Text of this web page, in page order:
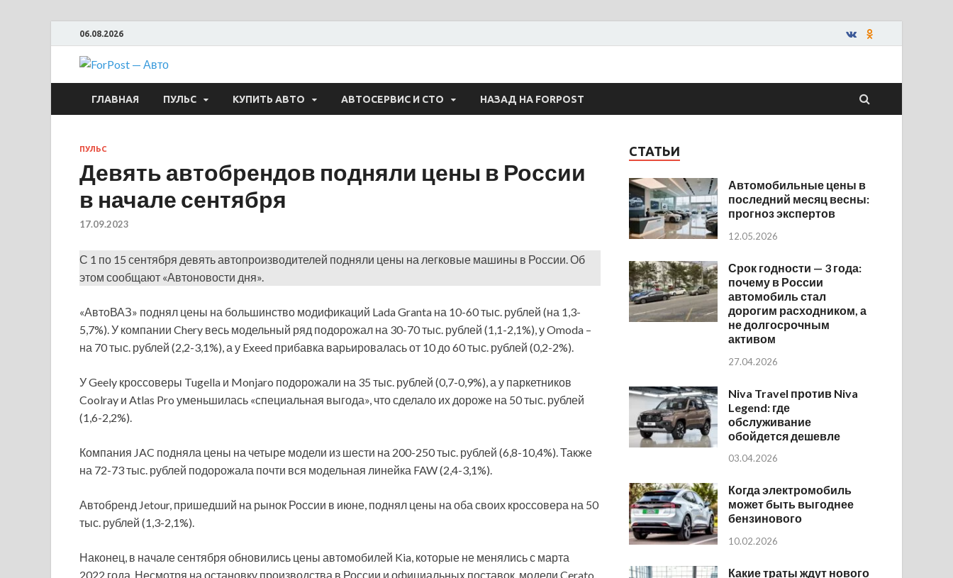
06.08.2026
ForPost — Авто
ГЛАВНАЯ ПУЛЬС КУПИТЬ АВТО АВТОСЕРВИС И СТО НАЗАД НА FORPOST
ПУЛЬС
Девять автобрендов подняли цены в России
в начале сентября
17.09.2023
С 1 по 15 сентября девять автопроизводителей подняли цены на легковые машины в России. Об
этом сообщают «Автоновости дня».
«АвтоВАЗ» поднял цены на большинство модификаций Lada Granta на 10-60 тыс. рублей (на 1,3-
5,7%). У компании Chery весь модельный ряд подорожал на 30-70 тыс. рублей (1,1-2,1%), у Omoda –
на 70 тыс. рублей (2,2-3,1%), а у Exeed прибавка варьировалась от 10 до 60 тыс. рублей (0,2-2%).
У Geely кроссоверы Tugella и Monjaro подорожали на 35 тыс. рублей (0,7-0,9%), а у паркетников
Coolray и Atlas Pro уменьшилась «специальная выгода», что сделало их дороже на 50 тыс. рублей
(1,6-2,2%).
Компания JAC подняла цены на четыре модели из шести на 200-250 тыс. рублей (6,8-10,4%). Также
на 72-73 тыс. рублей подорожала почти вся модельная линейка FAW (2,4-3,1%).
Автобренд Jetour, пришедший на рынок России в июне, поднял цены на оба своих кроссовера на 50
тыс. рублей (1,3-2,1%).
Наконец, в начале сентября обновились цены автомобилей Kia, которые не менялись с марта
2022 года. Несмотря на остановку производства в России и официальных поставок, модели Cerato,
СТАТЬИ
Автомобильные цены в
последний месяц весны:
прогноз экспертов
12.05.2026
Срок годности — 3 года:
почему в России
автомобиль стал
дорогим расходником, а
не долгосрочным
активом
27.04.2026
Niva Travel против Niva
Legend: где
обслуживание
обойдется дешевле
03.04.2026
Когда электромобиль
может быть выгоднее
бензинового
10.02.2026
Какие траты ждут нового